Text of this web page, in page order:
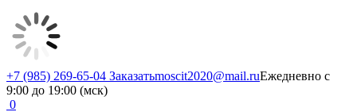
Перейти
к
содержанию
+7 (985) 269-65-04 Заказатьmoscit2020@mail.ruЕжедневно с
9:00 до 19:00 (мск)
Whatsapp
Почта
Telegram
0